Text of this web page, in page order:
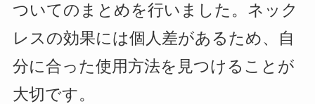
ついてのまとめを行いました。ネック
レスの効果には個人差があるため、自
分に合った使用方法を見つけることが
大切です。